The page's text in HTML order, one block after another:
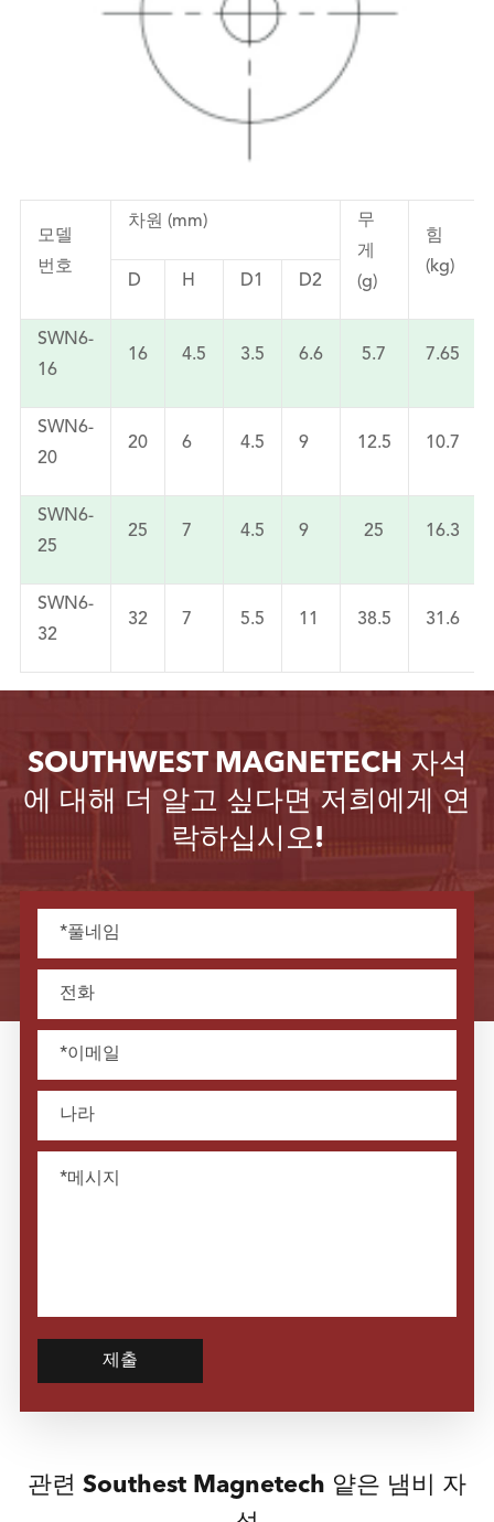
모델
번호
차원 (mm)
무
게
(g)
힘
(kg)
D
H D1 D2
SWN6-
16
16 4.5 3.5 6.6 5.7 7.65
SWN6-
20
20 6 4.5 9 12.5 10.7
SWN6-
25
25 7 4.5 9 25 16.3
SWN6-
32
32 7 5.5 11 38.5 31.6
SOUTHWEST MAGNETECH 자석
에 대해 더 알고 싶다면 저희에게 연
락하십시오!
제출
관련 Southest Magnetech 얕은 냄비 자